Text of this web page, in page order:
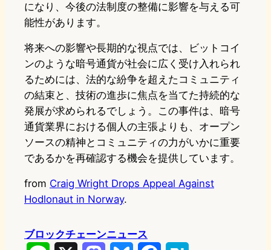
になり、今後の法制度の整備に影響を与える可
能性があります。
将来への影響や長期的な視点では、ビットコイ
ンのような暗号通貨が社会に広く受け入れられ
るためには、法的な紛争を超えたコミュニティ
の結束と、技術の進歩に焦点を当てた持続的な
発展が求められるでしょう。この事件は、暗号
通貨業界における個人の主張よりも、オープン
ソースの精神とコミュニティの力がいかに重要
であるかを再確認する機会を提供しています。
from Craig Wright Drops Appeal Against
Hodlonaut in Norway.
ブロックチェーンニュース